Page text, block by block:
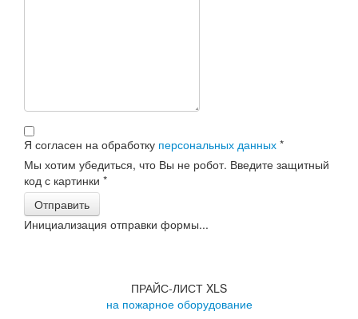
Я согласен на обработку персональных данных *
Мы хотим убедиться, что Вы не робот. Введите защитный
код с картинки *
Отправить
Инициализация отправки формы...
ПРАЙС-ЛИСТ XLS
на пожарное оборудование